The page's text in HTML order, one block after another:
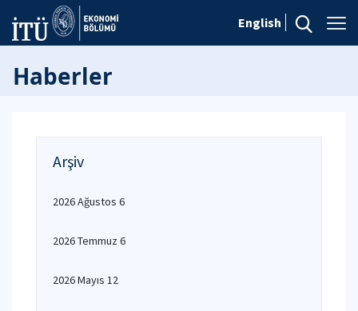
English
Haberler
Arşiv
2026 Ağustos 6
2026 Temmuz 6
2026 Mayıs 12